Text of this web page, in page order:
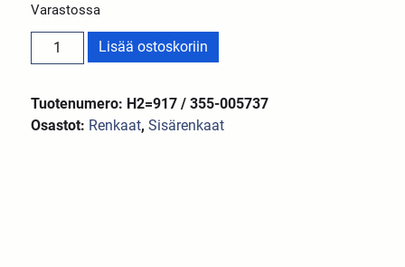
Varastossa
Lisää ostoskoriin
Tuotenumero: H2=917 / 355-005737
Osastot: Renkaat,Sisärenkaat